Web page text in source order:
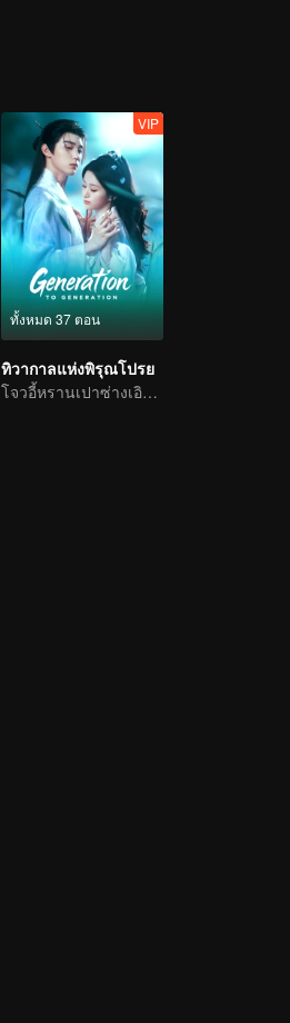
ทั้งหมด 37 ตอน
VIP
ทิวากาลแห่งพิรุณโปรย
โจวอี้หรานเปาซ่างเอินฉีกหน้ากากจอมปลอมในยุทธภพ